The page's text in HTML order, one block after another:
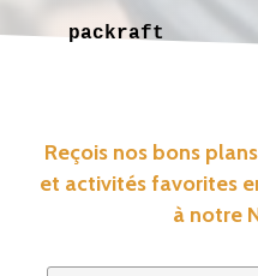
packraft
Reçois nos bons
et activités favorites
à notre